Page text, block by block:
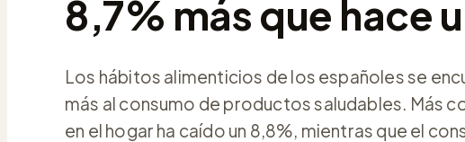
8,7% más que hace
Los hábitos alimenticios de los españoles se
más al consumo de productos saludables. Más
en el hogar ha caído un 8,8%, mientras que el